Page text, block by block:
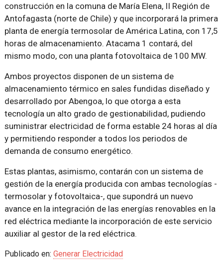
construcción en la comuna de María Elena, II Región de
Antofagasta (norte de Chile) y que incorporará la primera
planta de energía termosolar de América Latina, con 17,5
horas de almacenamiento. Atacama 1 contará, del
mismo modo, con una planta fotovoltaica de 100 MW.
Ambos proyectos disponen de un sistema de
almacenamiento térmico en sales fundidas diseñado y
desarrollado por Abengoa, lo que otorga a esta
tecnología un alto grado de gestionabilidad, pudiendo
suministrar electricidad de forma estable 24 horas al día
y permitiendo responder a todos los periodos de
demanda de consumo energético.
Estas plantas, asimismo, contarán con un sistema de
gestión de la energía producida con ambas tecnologías -
termosolar y fotovoltaica-, que supondrá un nuevo
avance en la integración de las energías renovables en la
red eléctrica mediante la incorporación de este servicio
auxiliar al gestor de la red eléctrica.
Publicado en: Generar Electricidad